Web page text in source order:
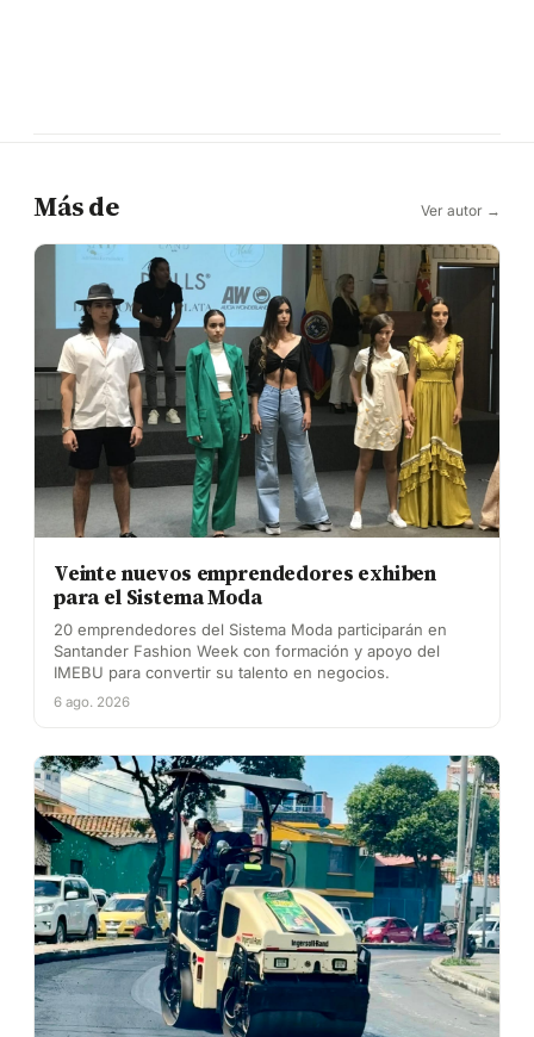
Más de Ver autor →
Veinte nuevos emprendedores exhiben
para el Sistema Moda
20 emprendedores del Sistema Moda participarán en
Santander Fashion Week con formación y apoyo del
IMEBU para convertir su talento en negocios.
6 ago. 2026